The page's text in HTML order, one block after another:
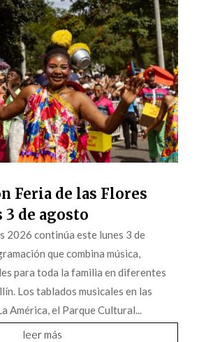
Feria de las Flores
3 de agosto
2026 continúa este lunes 3 de
que combina música,
para toda la familia en diferentes
Los tablados musicales en las
América, el Parque Cultural...
leer más